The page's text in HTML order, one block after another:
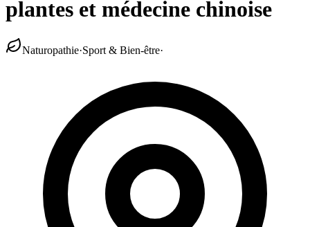
plantes et médecine chinoise
Naturopathie·Sport & Bien-être·